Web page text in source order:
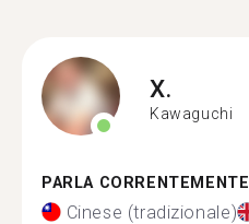
X.
Kawaguchi
PARLA CORRENTEMENTE
Cinese (tradizionale)